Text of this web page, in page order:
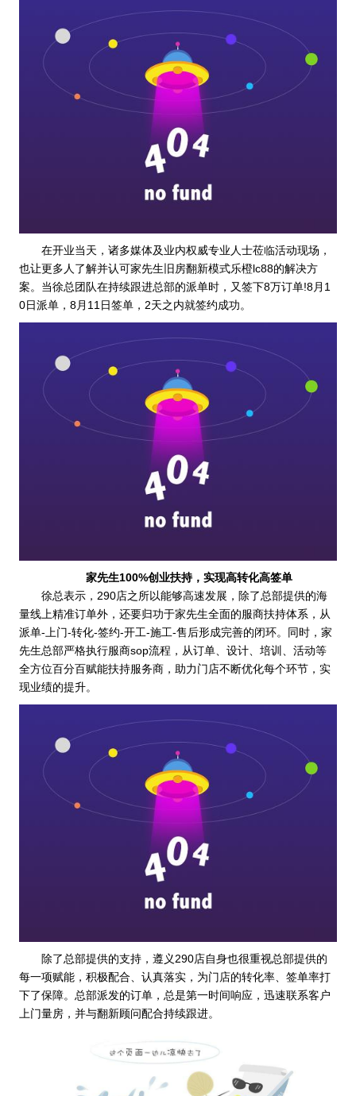
在开业当天，诸多媒体及业内权威专业人士莅临活动现场，
也让更多人了解并认可家先生旧房翻新模式乐橙lc88的解决方
案。当徐总团队在持续跟进总部的派单时，又签下8万订单!8月1
0日派单，8月11日签单，2天之内就签约成功。
家先生100%创业扶持，实现高转化高签单
徐总表示，290店之所以能够高速发展，除了总部提供的海
量线上精准订单外，还要归功于家先生全面的服商扶持体系，从
派单-上门-转化-签约-开工-施工-售后形成完善的闭环。同时，家
先生总部严格执行服商sop流程，从订单、设计、培训、活动等
全方位百分百赋能扶持服务商，助力门店不断优化每个环节，实
现业绩的提升。
除了总部提供的支持，遵义290店自身也很重视总部提供的
每一项赋能，积极配合、认真落实，为门店的转化率、签单率打
下了保障。总部派发的订单，总是第一时间响应，迅速联系客户
上门量房，并与翻新顾问配合持续跟进。